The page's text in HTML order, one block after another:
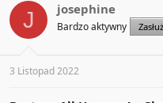
t
e
m
t
u
c
z
J josephine
Bardzo aktywny
3 Listopad 2022